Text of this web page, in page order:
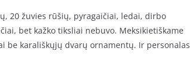
20 žuvies rūšių, pyragaičiai, ledai, dirbo
bet kažko tiksliai nebuvo. Meksikietiškame
be karališkųjų dvarų ornamentų. Ir personalas